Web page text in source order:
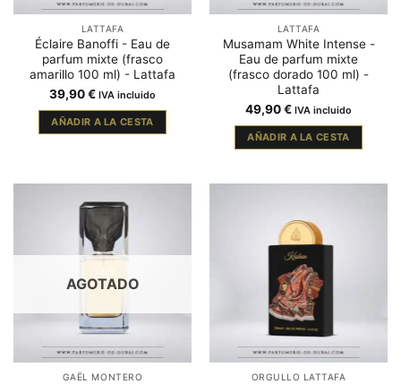
LATTAFA
Éclaire Banoffi - Eau de
parfum mixte (frasco
amarillo 100 ml) - Lattafa
39,90€ IVA incluido
AÑADIR A LA CESTA
LATTAFA
Musamam White Intense -
Eau de parfum mixte
(frasco dorado 100 ml) -
Lattafa
49,90€ IVA incluido
AÑADIR A LA CESTA
AGOTADO
GAËL MONTERO ORGULLO LATTAFA